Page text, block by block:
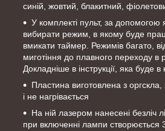
синій, жовтий, блакитний,
У комплекті пульт, за допомогою
вибирати режим, в якому буде
вмикати таймер. Режимів багато,
миготіння до плавного переходу в
Докладніше в інструкції, яка буде в
Пластина виготовлена з
і не нагрівається
На ній лазером нанесені безліч
при включенні лампи створюється